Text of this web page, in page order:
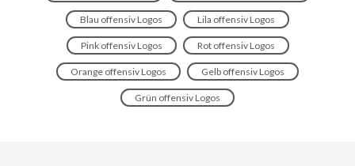
Blau offensiv Logos Lila offensiv Logos
Pink offensiv Logos Rot offensiv Logos
Orange offensiv Logos Gelb offensiv Logos
Grün offensiv Logos